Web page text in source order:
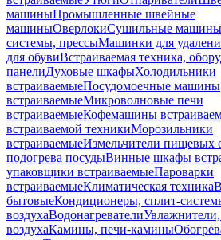
машиныПромышленные швейные
машиныОверлокиСушильные
системы, прессыМашинки для
для обувиВстраиваемая техника,
панелиДуховые шкафыХолодильники
встраиваемыеПосудомоечные машины
встраиваемыеМикроволновые печи
встраиваемыеКофемашины
встраиваемой техникиМорозильники
встраиваемыеИзмельчители пищевых
подогрева посудыВинные шкафы
упаковщики встраиваемыеПароварки
встраиваемыеКлиматическая техника
бытовыеКондиционеры, сплит-
воздухаВодонагреватели
воздухаКамины, печи-камины